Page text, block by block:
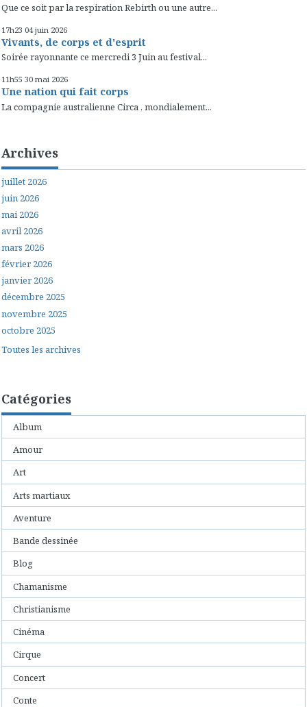
Que ce soit par la respiration Rebirth ou une autre...
17h23 04 juin 2026
Vivants, de corps et d'esprit
Soirée rayonnante ce mercredi 3 Juin au festival...
11h55 30 mai 2026
Une nation qui fait corps
La compagnie australienne Circa , mondialement...
Archives
juillet 2026
juin 2026
mai 2026
avril 2026
mars 2026
février 2026
janvier 2026
décembre 2025
novembre 2025
octobre 2025
Toutes les archives
Catégories
Album
Amour
Art
Arts martiaux
Aventure
Bande dessinée
Blog
Chamanisme
Christianisme
Cinéma
Cirque
Concert
Conte